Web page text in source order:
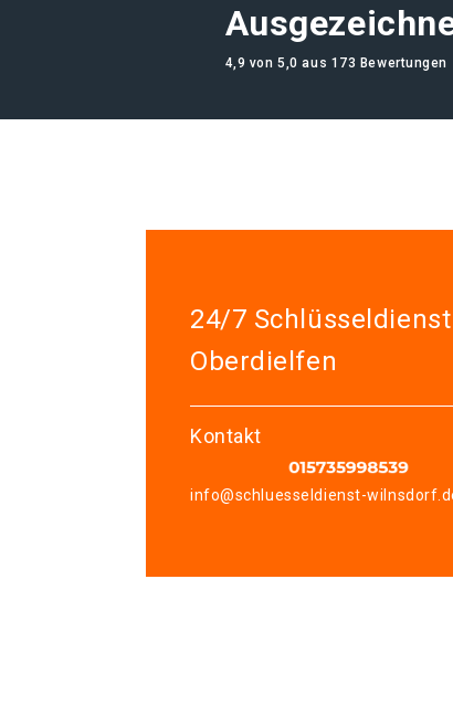
4,9 von 5,0 aus 173 Bewertungen
24/7
Oberdielfen
Kontakt
info@schluesseldienst-